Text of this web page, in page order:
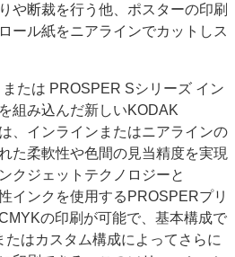
や断裁を行う他、ポスターの印刷
ール紙をニアラインでカットしス
たは PROSPER Sシリーズ イン
組み込んだ新しいKODAK
、インラインまたはニアラインの
た柔軟性や色間の見当精度を実現
クジェットテクノロジーと
インクを使用するPROSPERプリ
の印刷が可能で、基本構成で
はカスタム構成によってさらに